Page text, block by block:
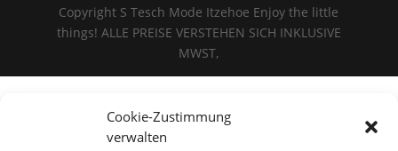
Cookie-Zustimmung
verwalten
Copyright S Tesch Mode Itzehoe Enjoy the little
things! ALLE PREISE VERSTEHEN SICH INKLUSIVE
MWST,
Alle Preise inkl. der gesetzlichen MwSt.